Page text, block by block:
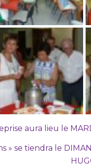
aura lieu le
» se tiendra le